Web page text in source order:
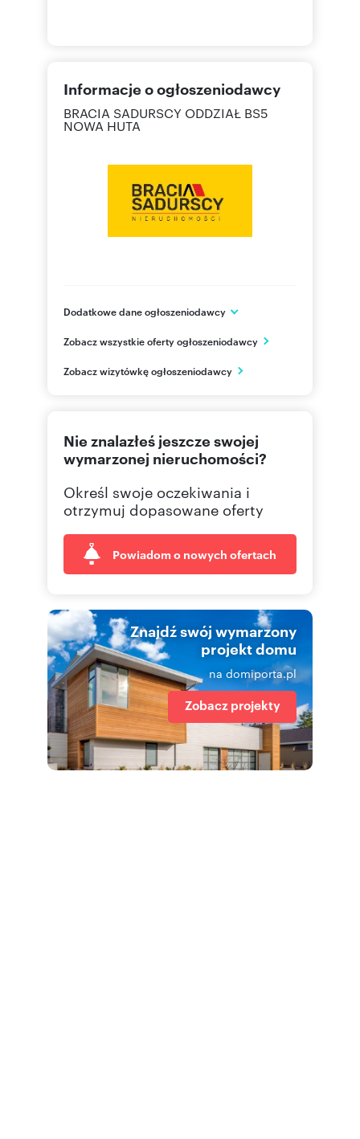
Informacje o ogłoszeniodawcy
BRACIA SADURSCY ODDZIAŁ BS5
NOWA HUTA
Dodatkowe dane ogłoszeniodawcy
Kraków
PL
502 10 Pokaż telefon
Zobacz wszystkie oferty ogłoszeniodawcy
Zobacz wizytówkę ogłoszeniodawcy
Nie znalazłeś jeszcze swojej
wymarzonej nieruchomości?
Określ swoje oczekiwania i
otrzymuj dopasowane oferty
Powiadom o nowych ofertach
Znajdź swój wymarzony
projekt domu
na domiporta.pl
Zobacz projekty